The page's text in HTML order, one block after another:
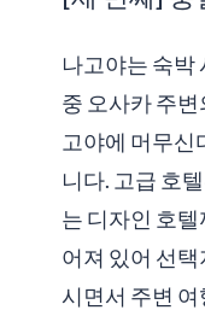
나고야는 숙박
중 오사카 주
고야에 머무신
니다. 고급 호
는 디자인 호
어져 있어 선
시면서 주변